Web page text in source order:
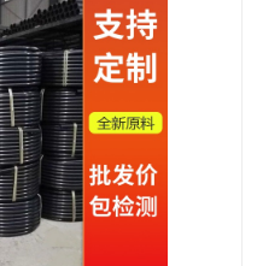
MPP电力通信管
联塑PPR管
联塑家装红蓝线管